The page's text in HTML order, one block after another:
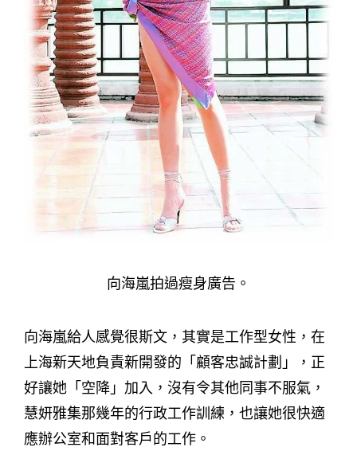
向海嵐拍過瘦身廣告。
向海嵐給人感覺很斯文，其實是工作型女性，在
上海新天地負責新開發的「顧客忠誠計劃」，正
好讓她「空降」加入，沒有令其他同事不服氣，
慧妍雅集那幾年的行政工作訓練，也讓她很快適
應辦公室和面對客戶的工作。